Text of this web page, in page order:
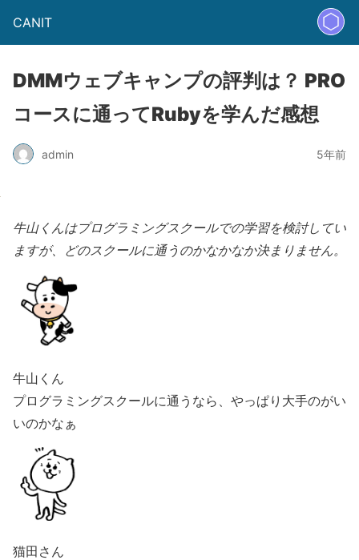
CANIT
DMMウェブキャンプの評判は？ PRO
コースに通ってRubyを学んだ感想
admin 5年前
牛山くんはプログラミングスクールでの学習を検討してい
ますが、どのスクールに通うのかなかなか決まりません。
牛山くん
プログラミングスクールに通うなら、やっぱり大手のがい
いのかなぁ
猫田さん